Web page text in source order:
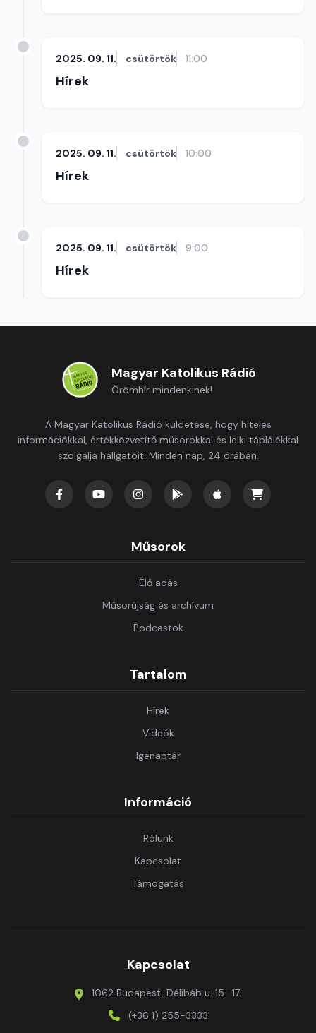
2025. 09. 11. csütörtök 11:00
Hírek
2025. 09. 11. csütörtök 10:00
Hírek
2025. 09. 11. csütörtök 9:00
Hírek
Magyar Katolikus Rádió
Örömhír mindenkinek!
A Magyar Katolikus Rádió küldetése, hogy hiteles
információkkal, értékközvetítő műsorokkal és lelki táplálékkal
szolgálja hallgatóit. Minden nap, 24 órában.
Műsorok
Élő adás
Műsorújság és archívum
Podcastok
Tartalom
Hírek
Videók
Igenaptár
Információ
Rólunk
Kapcsolat
Támogatás
Kapcsolat
1062 Budapest, Délibáb u. 15.-17.
(+36 1) 255-3333